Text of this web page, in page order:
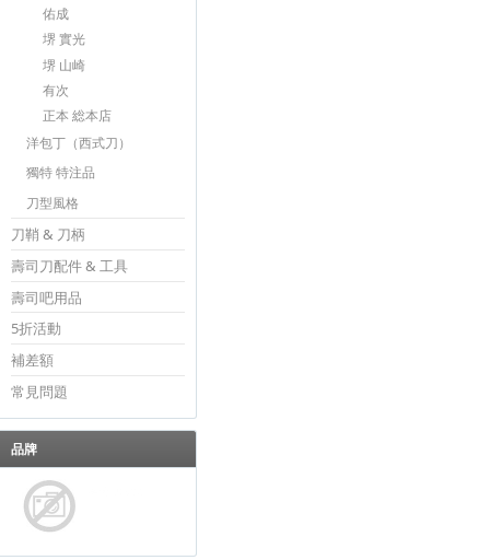
佑成
堺 實光
堺 山崎
有次
正本 総本店
洋包丁（西式刀）
獨特 特注品
刀型風格
刀鞘 & 刀柄
壽司刀配件 & 工具
壽司吧用品
5折活動
補差額
常見問題
品牌